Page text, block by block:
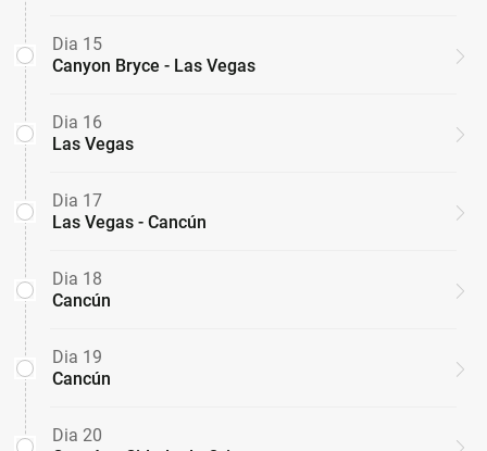
Dia 15
Canyon Bryce - Las Vegas
Dia 16
Las Vegas
Dia 17
Las Vegas - Cancún
Dia 18
Cancún
Dia 19
Cancún
Dia 20